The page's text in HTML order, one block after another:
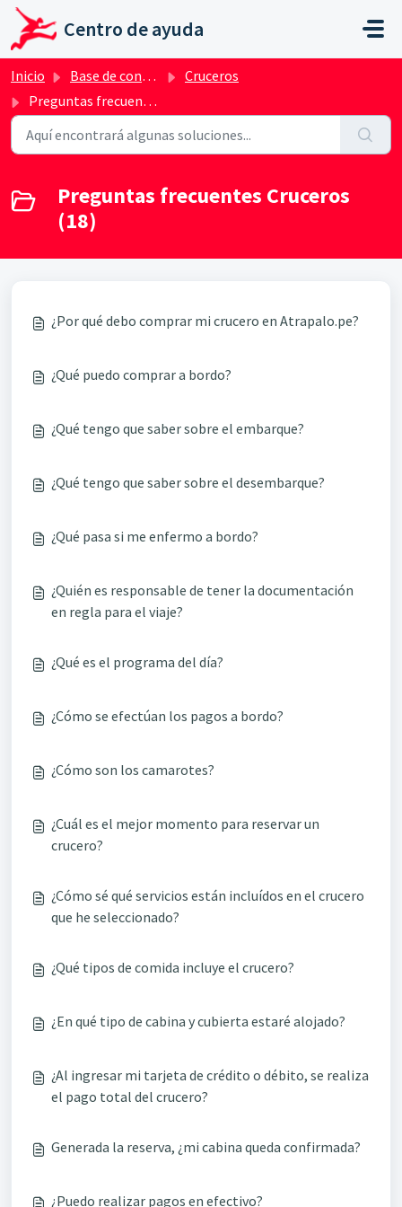
Ir al contenido principal
Centro de ayuda
Inicio Base de conocimientos
Cruceros
Preguntas frecuentes Cruceros
Preguntas frecuentes Cruceros
(18)
¿Por qué debo comprar mi crucero en Atrapalo.pe?
¿Qué puedo comprar a bordo?
¿Qué tengo que saber sobre el embarque?
¿Qué tengo que saber sobre el desembarque?
¿Qué pasa si me enfermo a bordo?
¿Quién es responsable de tener la documentación
en regla para el viaje?
¿Qué es el programa del día?
¿Cómo se efectúan los pagos a bordo?
¿Cómo son los camarotes?
¿Cuál es el mejor momento para reservar un
crucero?
¿Cómo sé qué servicios están incluídos en el crucero
que he seleccionado?
¿Qué tipos de comida incluye el crucero?
¿En qué tipo de cabina y cubierta estaré alojado?
¿Al ingresar mi tarjeta de crédito o débito, se realiza
el pago total del crucero?
Generada la reserva, ¿mi cabina queda confirmada?
¿Puedo realizar pagos en efectivo?